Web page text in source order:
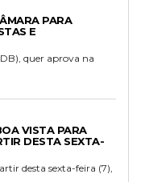
PARA
E
quer aprova na
VISTA PARA
DESTA SEXTA-
desta sexta-feira (7),